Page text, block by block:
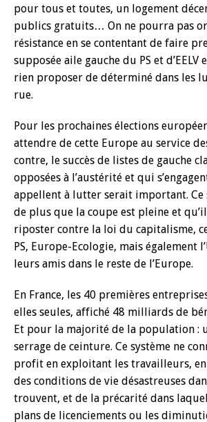
pour tous et toutes, un logement
publics gratuits… On ne pourra pas
résistance en se contentant de faire
supposée aile gauche du PS et
rien proposer de déterminé dans les
rue.
Pour les prochaines élections
attendre de cette Europe au service
contre, le succès de listes de gauche
opposées à l’austérité et qui
appellent à lutter serait important. Ce
de plus que la coupe est pleine et
riposter contre la loi du capitalisme,
PS, Europe-Ecologie, mais également
leurs amis dans le reste de l’Europe.
En France, les 40 premières
elles seules, affiché 48 milliards de
Et pour la majorité de la population :
serrage de ceinture. Ce système ne
profit en exploitant les travailleurs, en
des conditions de vie désastreuses
trouvent, et de la précarité dans
plans de licenciements ou les